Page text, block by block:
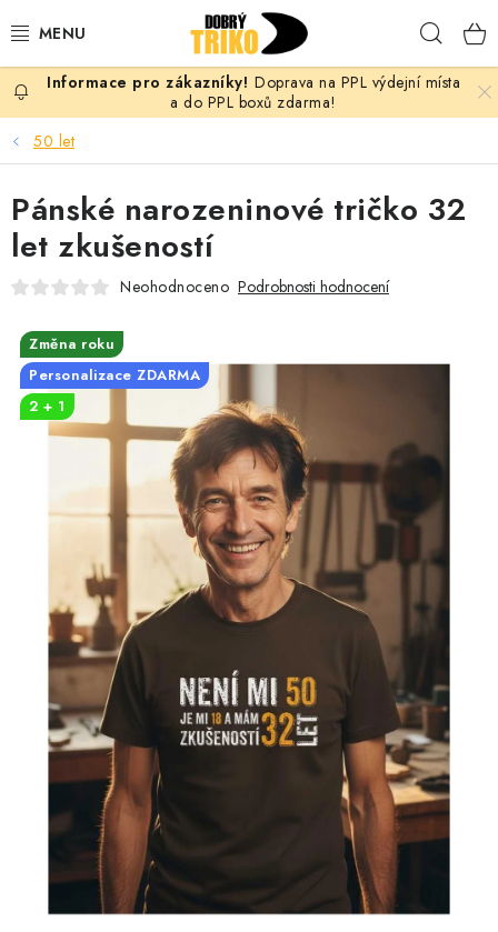
na
PRO ŽENY
PRO MUŽE
PRO DĚTI
PRO PÁRY
VLASTNÍ MOTIV
TRIČKA
OKAMŽITĚ K ODBĚRU
B2B
MÁM SRDCE POMÁHÁM
VÁNOCE
PROVIZNÍ SYSTÉM
Časté otázky
Doprava a platba
Obchodní podmínky
Zásady zpracování ochrany osobních údajů
Napište nám
Doprava na PPL výdejní místa
a do PPL boxů zdarma!
50 let
Pánské narozeninové tričko 32
let zkušeností
Neohodnoceno Podrobnosti hodnocení
Změna roku
Personalizace ZDARMA
2 + 1